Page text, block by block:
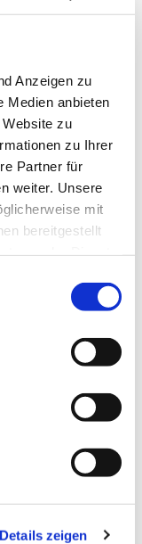
Anzeigen zu
Medien anbieten
zu
zu Ihrer
Partner für
weiter. Unsere
mit
bereitgestellt
Details zeigen